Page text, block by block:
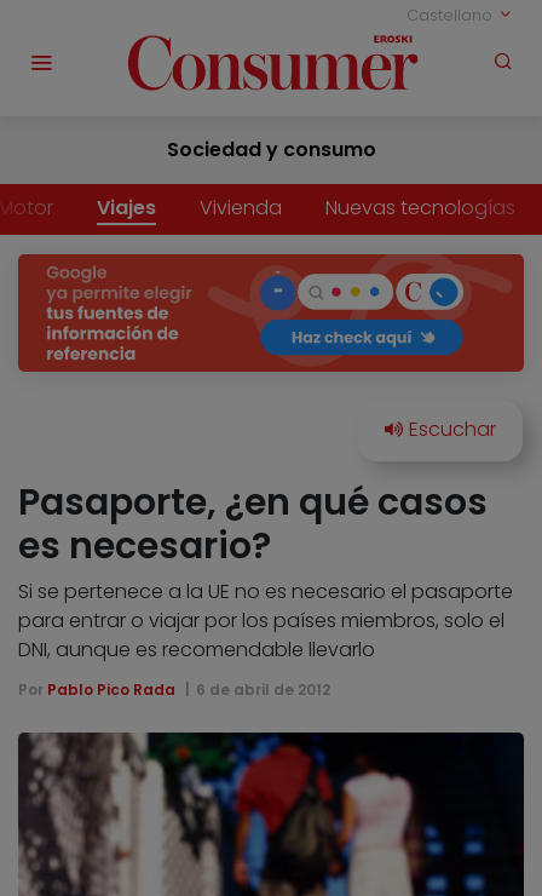
Castellano
Sociedad y consumo
Viajes Vivienda Nuevas tecnologías
Pasaporte, ¿en qué casos
es necesario?
Si se pertenece a la UE no es necesario el pasaporte
para entrar o viajar por los países miembros, solo el
DNI, aunque es recomendable llevarlo
Por Pablo Pico Rada 6 de abril de 2012